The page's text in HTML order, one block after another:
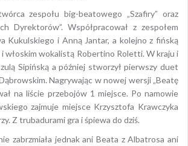
zespołu big-beatowego „Szafiry” oraz
Dyrektorów”. Współpracował z zespołem
Kukulskiego i Anną Jantar, a kolejno z fińską
włoskim wokalistą Robertino Roletti. W kraju i
Sipińską a później stworzył pierwszy duet
Nagrywając w nowej wersji „Beatę
na liście przebojów 1 miejsce. Po namowie
zajmuje miejsce Krzysztofa Krawczyka
Z trubadurami gra i śpiewa do dziś.
zabrzmiała jednak ani Beata z Albatrosa ani